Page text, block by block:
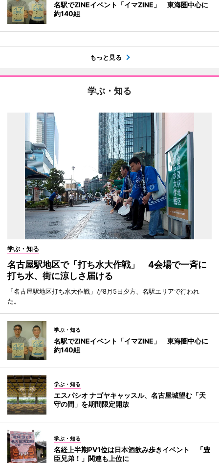
名駅でZINEイベント「イマZINE」 東海圏中心に
約140組
もっと見る
学ぶ・知る
学ぶ・知る
名古屋駅地区で「打ち水大作戦」 4会場で一斉に
打ち水、街に涼しさ届ける
「名古屋駅地区打ち水大作戦」が8月5日夕方、名駅エリアで行われ
た。
学ぶ・知る
名駅でZINEイベント「イマZINE」 東海圏中心に
約140組
学ぶ・知る
エスパシオ ナゴヤキャッスル、名古屋城望む「天
守の間」を期間限定開放
学ぶ・知る
名経上半期PV1位は日本酒飲み歩きイベント 「豊
臣兄弟！」関連も上位に